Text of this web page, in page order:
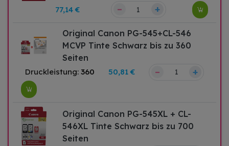
77,14 € – +
Original Canon PG-545+CL-546
MCVP Tinte Schwarz bis zu 360
Seiten
Druckleistung: 360 50,81 € – +
Original Canon PG-545XL + CL-
546XL Tinte Schwarz bis zu 700
Seiten